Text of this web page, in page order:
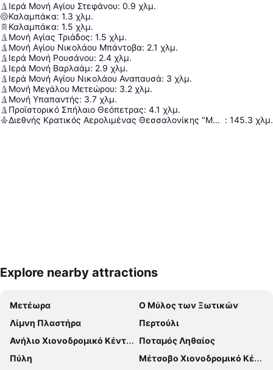
Ιερά Μονή Αγίου Στεφάνου: 0.9 χλμ.
Καλαμπάκα: 1.3 χλμ.
Καλαμπάκα: 1.5 χλμ.
Μονή Αγίας Τριάδος: 1.5 χλμ.
Μονή Αγίου Νικολάου Μπάντοβα: 2.1 χλμ.
Ιερά Μονή Ρουσάνου: 2.4 χλμ.
Ιερά Μονή Βαρλαάμ: 2.9 χλμ.
Ιερά Μονή Αγίου Νικολάου Αναπαυσά: 3 χλμ.
Μονή Μεγάλου Μετεώρου: 3.2 χλμ.
Μονή Υπαπαντής: 3.7 χλμ.
Προϊστορικό Σπήλαιο Θεόπετρας: 4.1 χλμ.
Διεθνής Κρατικός Αερολιμένας Θεσσαλονίκης "Μακεδονία" : 145.3 χλμ.
Ανάπτυξη χάρτη
Explore nearby attractions
Μετέωρα
Ο Μύλος των Ξωτικών
Λίμνη Πλαστήρα
Περτούλι
Ανήλιο Χιονοδρομικό Κέντρο
Ποταμός Ληθαίος
Πύλη
Μέτσοβο Χιονοδρομικό Κέντρο